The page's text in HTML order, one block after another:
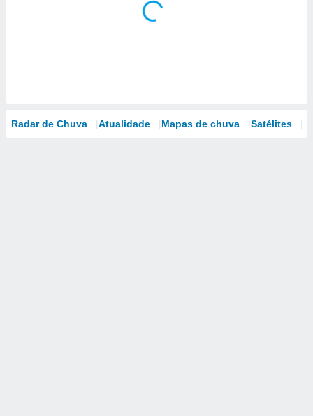
Radar de Chuva Atualidade Mapas de chuva Satélites